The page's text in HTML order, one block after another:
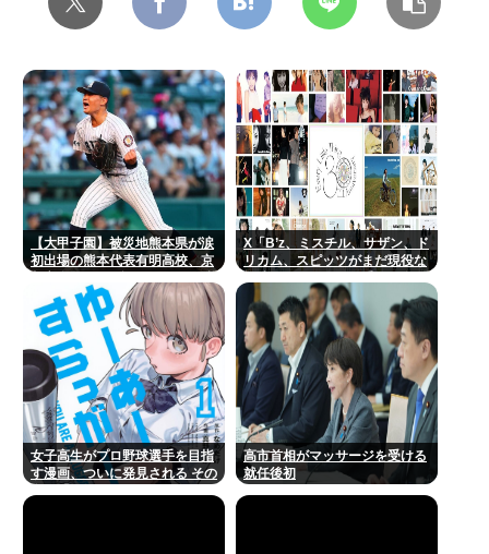
【大甲子園】被災地熊本県が涙
初出場の熊本代表有明高校、京
転勝利
X「B’z、ミスチル、サザン、ド
リカム、スピッツがまだ現役な
にやれてるだろうか？」
女子高生がプロ野球選手を目指
す漫画、ついに発見される その
高市首相がマッサージを受ける
就任後初